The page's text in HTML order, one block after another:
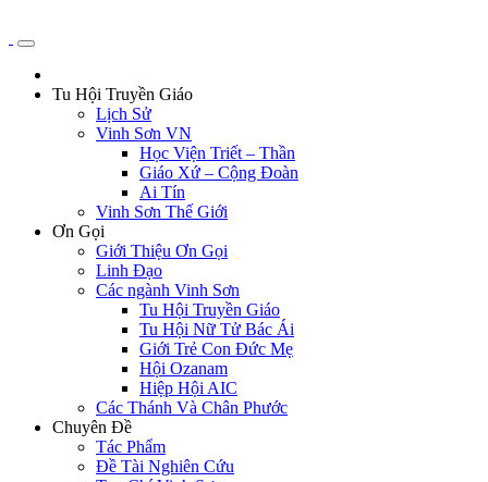
Tu Hội Truyền Giáo
Lịch Sử
Vinh Sơn VN
Học Viện Triết – Thần
Giáo Xứ – Cộng Đoàn
Ai Tín
Vinh Sơn Thế Giới
Ơn Gọi
Giới Thiệu Ơn Gọi
Linh Đạo
Các ngành Vinh Sơn
Tu Hội Truyền Giáo
Tu Hội Nữ Tử Bác Ái
Giới Trẻ Con Đức Mẹ
Hội Ozanam
Hiệp Hội AIC
Các Thánh Và Chân Phước
Chuyên Đề
Tác Phẩm
Đề Tài Nghiên Cứu